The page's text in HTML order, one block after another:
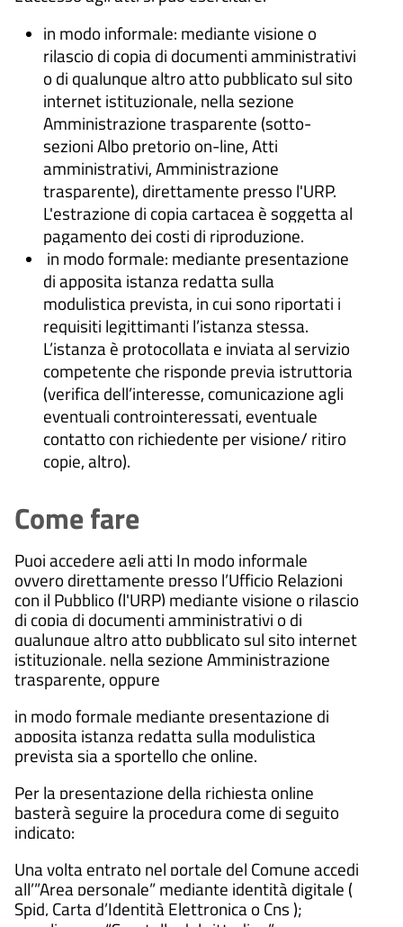
in modo informale: mediante visione o
rilascio di copia di documenti amministrativi
o di qualunque altro atto pubblicato sul sito
internet istituzionale, nella sezione
Amministrazione trasparente (sotto-
sezioni Albo pretorio on-line, Atti
amministrativi, Amministrazione
trasparente), direttamente presso l'URP.
L'estrazione di copia cartacea è soggetta al
pagamento dei costi di riproduzione.
in modo formale: mediante presentazione
di apposita istanza redatta sulla
modulistica prevista, in cui sono riportati i
requisiti legittimanti l’istanza stessa.
L’istanza è protocollata e inviata al servizio
competente che risponde previa istruttoria
(verifica dell’interesse, comunicazione agli
eventuali controinteressati, eventuale
contatto con richiedente per visione/ ritiro
copie, altro).
Come fare
Puoi accedere agli atti In modo informale
ovvero direttamente presso l’Ufficio Relazioni
con il Pubblico (l'URP) mediante visione o rilascio
di copia di documenti amministrativi o di
qualunque altro atto pubblicato sul sito internet
istituzionale, nella sezione Amministrazione
trasparente, oppure
in modo formale mediante presentazione di
apposita istanza redatta sulla modulistica
prevista sia a sportello che online.
Per la presentazione della richiesta online
basterà seguire la procedura come di seguito
indicato:
Una volta entrato nel portale del Comune accedi
all’”Area personale” mediante identità digitale (
Spid, Carta d’Identità Elettronica o Cns );